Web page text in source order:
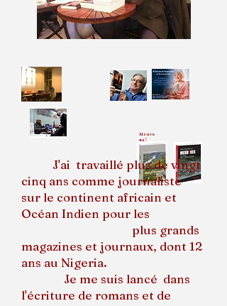
Nouve
au !
J'ai travaillé plus de vingt
cinq ans comme journaliste
sur le continent africain et
Océan Indien pour les
plus grands
magazines et journaux, dont 12
ans au Nigeria.
Je me suis lancé dans
l'écriture de romans et de